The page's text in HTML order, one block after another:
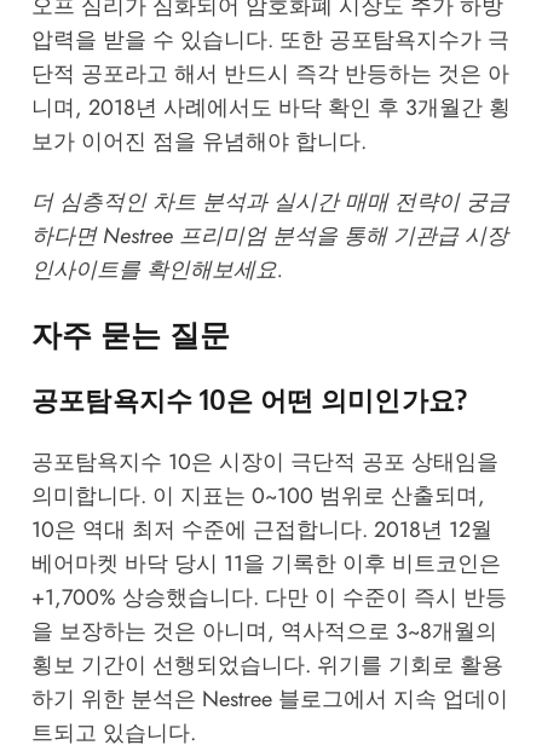
압력을 받을 수 있습니다. 또한 공포탐욕지수가 극
단적 공포라고 해서 반드시 즉각 반등하는 것은 아
니며, 2018년 사례에서도 바닥 확인 후 3개월간 횡
보가 이어진 점을 유념해야 합니다.
더 심층적인 차트 분석과 실시간 매매 전략이 궁금
하다면Nestree 프리미엄 분석을 통해 기관급 시장
인사이트를 확인해보세요.
자주 묻는 질문
공포탐욕지수 10은 어떤 의미인가요?
공포탐욕지수 10은 시장이 극단적 공포 상태임을
의미합니다. 이 지표는 0~100 범위로 산출되며,
10은 역대 최저 수준에 근접합니다. 2018년 12월
베어마켓 바닥 당시 11을 기록한 이후 비트코인은
+1,700% 상승했습니다. 다만 이 수준이 즉시 반등
을 보장하는 것은 아니며, 역사적으로 3~8개월의
횡보 기간이 선행되었습니다. 위기를 기회로 활용
하기 위한 분석은 Nestree 블로그에서 지속 업데이
트되고 있습니다.